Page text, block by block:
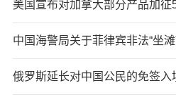
美国宣布对加拿大部分产品加征
中国海警局关于菲律宾非法“坐
俄罗斯延长对中国公民的免签入